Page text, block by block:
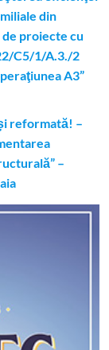
din
proiecte cu
C5/1/A.3./2
A3”
reformată! –
–